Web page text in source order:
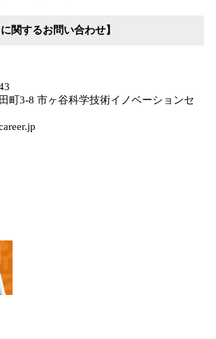
関するお問い合わせ】
町3-8 市ヶ谷科学技術イノベーションセ